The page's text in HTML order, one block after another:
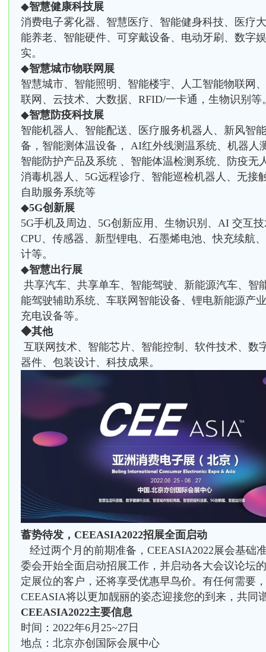
◆智慧健康科技展
消费电子雾化器、智慧医疗、智能健身科技、医疗
能养老、智能硬件、可穿戴设备、电动牙刷、数字
实。
◆智慧城市物联网展
智慧城市、智能照明、智能楼宇、人工智能物联网
联网、云技术、大数据、RFID/一卡通，生物识别等
◆智慧防疫科技展
智能机器人、智能配送、医疗服务机器人、新风智
备，智能测体温设备， AI红外线测温系统、机器人
智能防护产品及系统 、智能体温检测系统、防疫无
消毒机器人、5G远程诊疗、智能巡检机器人、无接
自助服务系统等
◆5G创新展
5G手机及周边、5G创新应用、生物识别、AI 交互
CPU、传感器、新型锂电、石墨烯电池、快充续航
计等。
◆智慧出行展
共享汽车、共享单车、智能驾驶、新能源汽车、智
能驾驶辅助系统、车联网智能设备、锂电新能源产
充电设备等。
◆其他
互联网技术、智能芯片、智能控制、软件技术、数
器件、包装设计、科技成果。
蓄势待发，CEEASIA2022招展全面启动
经过两个月的前期准备，CEEASIA2022展会基础
委会开始全面启动招展工作，并启动各大会议论坛
定展位的客户，还将享受优惠早鸟价。有任何需要
CEEASIA将以更加靓丽的姿态迎接您的到来，共同
CEEASIA2022主要信息
时间：2022年6月25~27日
地点：北京亦创国际会展中心